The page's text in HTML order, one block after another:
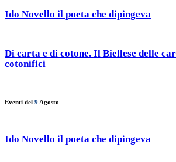
Ido Novello il poeta che dipingeva
Di carta e di cotone. Il Biellese delle
cotonifici
Eventi del 9 Agosto
Ido Novello il poeta che dipingeva